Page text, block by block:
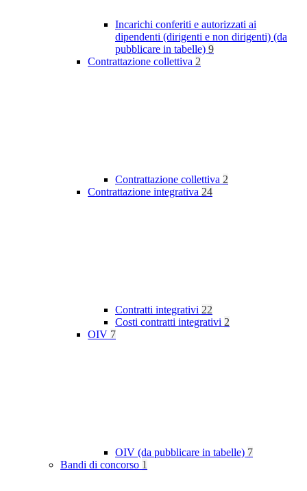
Incarichi conferiti e autorizzati ai
dipendenti (dirigenti e non dirigenti) (da
pubblicare in tabelle) 9
Contrattazione collettiva 2
Contrattazione collettiva 2
Contrattazione integrativa 24
Contratti integrativi 22
Costi contratti integrativi 2
OIV 7
OIV (da pubblicare in tabelle) 7
Bandi di concorso 1